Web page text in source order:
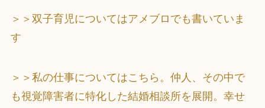
＞＞双子育児についてはアメブロでも書いていま
す
＞＞私の仕事についてはこちら。仲人、その中で
も視覚障害者に特化した結婚相談所を展開。幸せ